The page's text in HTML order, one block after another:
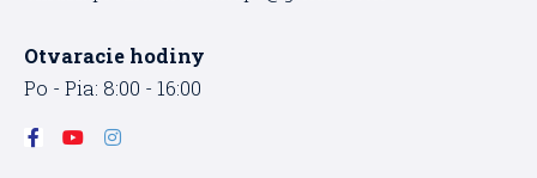
Otvaracie hodiny
Po - Pia: 8:00 - 16:00
F
a
Y I
n